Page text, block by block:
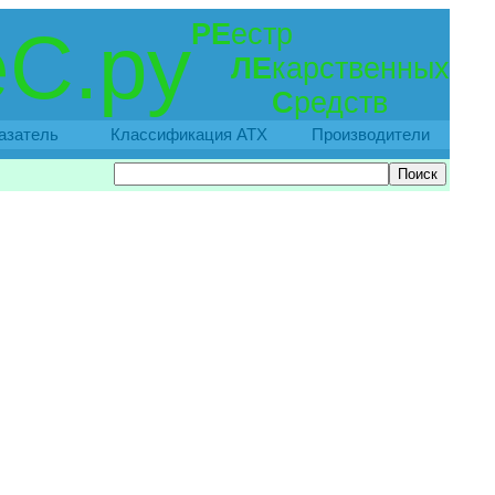
РЕестр
ЛЕкарственных
Средств
Классификация АТХ Производители